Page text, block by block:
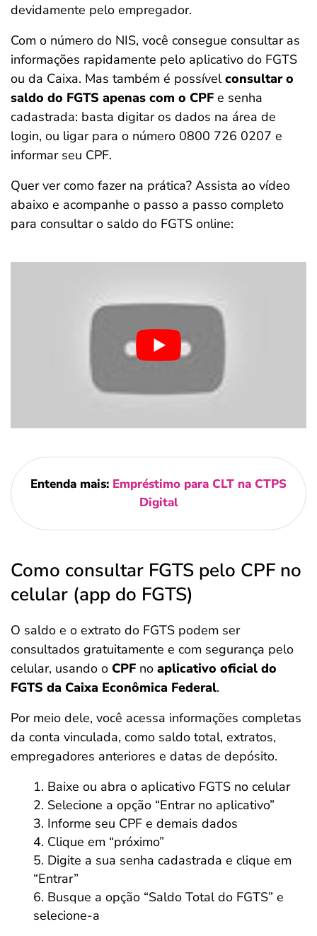
devidamente pelo empregador.
Com o número do NIS, você consegue consultar as
informações rapidamente pelo aplicativo do FGTS
ou da Caixa. Mas também é possívelconsultar o
saldo do FGTS apenas com o CPF e senha
cadastrada: basta digitar os dados na área de
login, ou ligar para o número 0800 726 0207 e
informar seu CPF.
Quer ver como fazer na prática? Assista ao vídeo
abaixo e acompanhe o passo a passo completo
para consultar o saldo do FGTS online:
Entenda mais: Empréstimo para CLT na CTPS
Digital
Como consultar FGTS pelo CPF no
celular (app do FGTS)
O saldo e o extrato do FGTS podem ser
consultados gratuitamente e com segurança pelo
celular, usando o CPF no aplicativo oficial do
FGTS da Caixa Econômica Federal.
Por meio dele, você acessa informações completas
da conta vinculada, como saldo total, extratos,
empregadores anteriores e datas de depósito.
Baixe ou abra o aplicativo FGTS no celular
Selecione a opção “Entrar no aplicativo”
Informe seu CPF e demais dados
Clique em “próximo”
Digite a sua senha cadastrada e clique em
“Entrar”
Busque a opção “Saldo Total do FGTS” e
selecione-a